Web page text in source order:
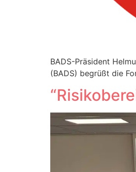
BADS-Präsident
(BADS) begrüßt die